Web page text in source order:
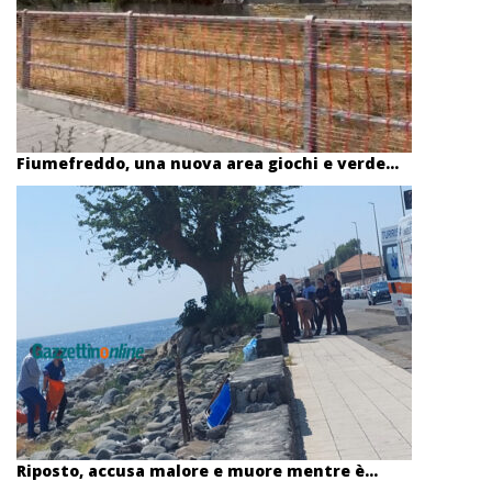
Fiumefreddo, una nuova area giochi e verde...
Riposto, accusa malore e muore mentre è...